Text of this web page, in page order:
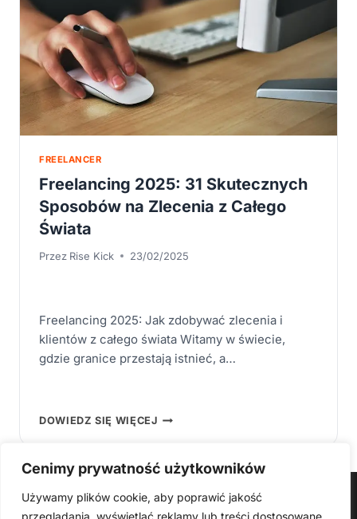
Cenimy prywatność użytkowników
Używamy plików cookie, aby poprawić jakość
przeglądania, wyświetlać reklamy lub treści dostosowane
FREELANCER
Freelancing 2025: 31 Skutecznych
Sposobów na Zlecenia z Całego
Świata
Przez Rise Kick 23/02/2025
Freelancing 2025: Jak zdobywać zlecenia i
klientów z całego świata Witamy w świecie,
gdzie granice przestają istnieć, a…
DOWIEDZ SIĘ WIĘCEJFREELANCING
SPOSOBÓW
NA
Z
CAŁEGO
Produkty Cyfrowe – E-booki, Kursy Online, Materiały PDF